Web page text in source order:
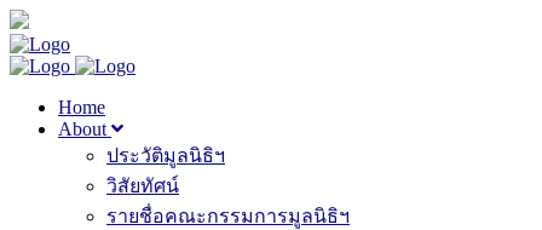
Home
About
ประวัติมูลนิธิฯ
วิสัยทัศน์
รายชื่อคณะกรรมการมูลนิธิฯ